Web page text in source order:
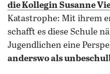
die Kollegin Susanne
Katastrophe: Mit ihrem
schafft es diese Schule
Jugendlichen eine
anderswo als